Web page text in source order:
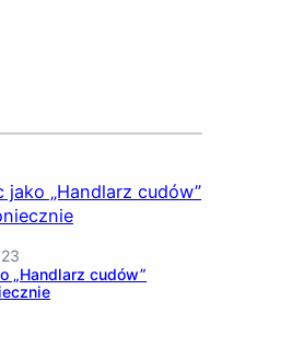
„Handlarz cudów”